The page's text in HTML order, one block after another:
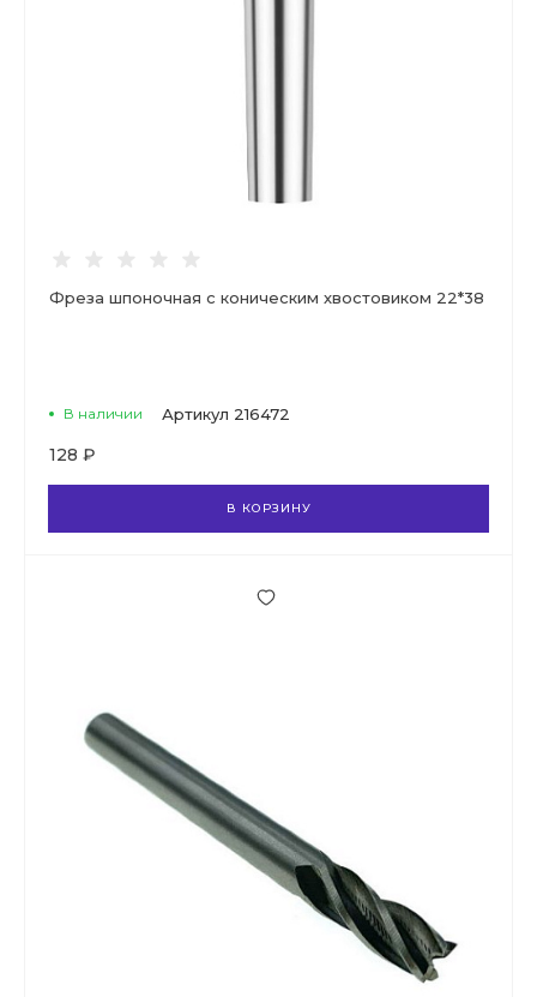
Фреза шпоночная с коническим хвостовиком 22*38
В наличии Артикул 216472
128 ₽
В КОРЗИНУ